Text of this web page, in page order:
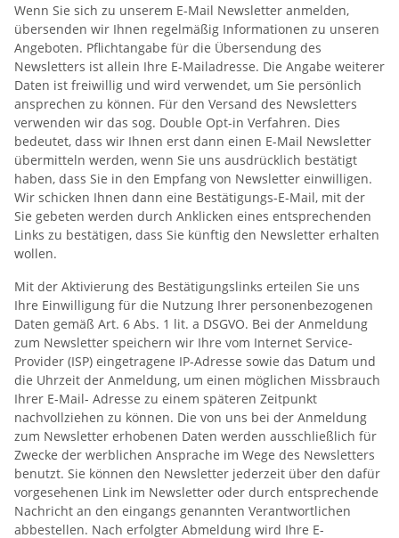
Wenn Sie sich zu unserem E-Mail Newsletter anmelden,
übersenden wir Ihnen regelmäßig Informationen zu unseren
Angeboten. Pflichtangabe für die Übersendung des
Newsletters ist allein Ihre E-Mailadresse. Die Angabe weiterer
Daten ist freiwillig und wird verwendet, um Sie persönlich
ansprechen zu können. Für den Versand des Newsletters
verwenden wir das sog. Double Opt-in Verfahren. Dies
bedeutet, dass wir Ihnen erst dann einen E-Mail Newsletter
übermitteln werden, wenn Sie uns ausdrücklich bestätigt
haben, dass Sie in den Empfang von Newsletter einwilligen.
Wir schicken Ihnen dann eine Bestätigungs-E-Mail, mit der
Sie gebeten werden durch Anklicken eines entsprechenden
Links zu bestätigen, dass Sie künftig den Newsletter erhalten
wollen.
Mit der Aktivierung des Bestätigungslinks erteilen Sie uns
Ihre Einwilligung für die Nutzung Ihrer personenbezogenen
Daten gemäß Art. 6 Abs. 1 lit. a DSGVO. Bei der Anmeldung
zum Newsletter speichern wir Ihre vom Internet Service-
Provider (ISP) eingetragene IP-Adresse sowie das Datum und
die Uhrzeit der Anmeldung, um einen möglichen Missbrauch
Ihrer E-Mail- Adresse zu einem späteren Zeitpunkt
nachvollziehen zu können. Die von uns bei der Anmeldung
zum Newsletter erhobenen Daten werden ausschließlich für
Zwecke der werblichen Ansprache im Wege des Newsletters
benutzt. Sie können den Newsletter jederzeit über den dafür
vorgesehenen Link im Newsletter oder durch entsprechende
Nachricht an den eingangs genannten Verantwortlichen
abbestellen. Nach erfolgter Abmeldung wird Ihre E-